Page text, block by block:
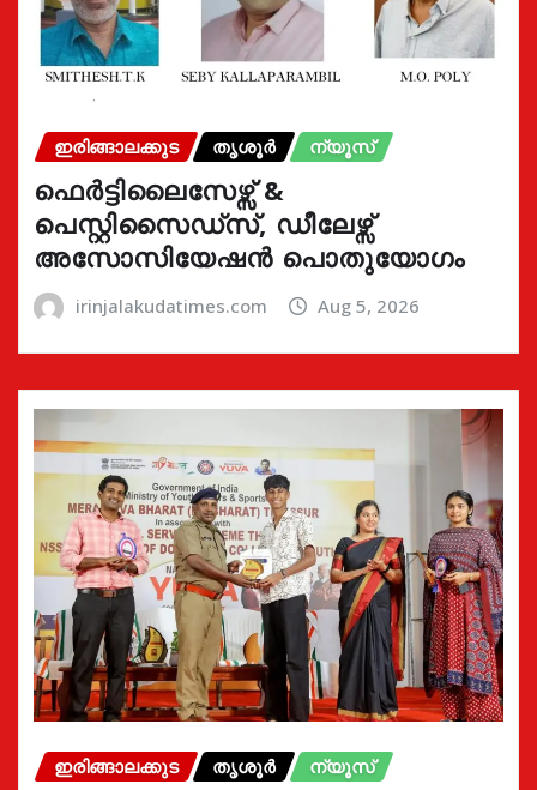
ഇരിങ്ങാലക്കുട തൃശൂർ ന്യൂസ്
ഫെർട്ടിലൈസേഴ്സ് &
പെസ്റ്റിസൈഡ്സ്, ഡീലേഴ്സ്
അസോസിയേഷൻ പൊതുയോഗം
irinjalakudatimes.com Aug 5, 2026
ഇരിങ്ങാലക്കുട തൃശൂർ ന്യൂസ്